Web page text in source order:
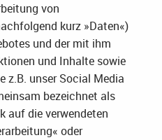
von
kurz »Daten«)
und der mit ihm
und Inhalte sowie
z.B. unser Social Media
bezeichnet als
auf die verwendeten
oder